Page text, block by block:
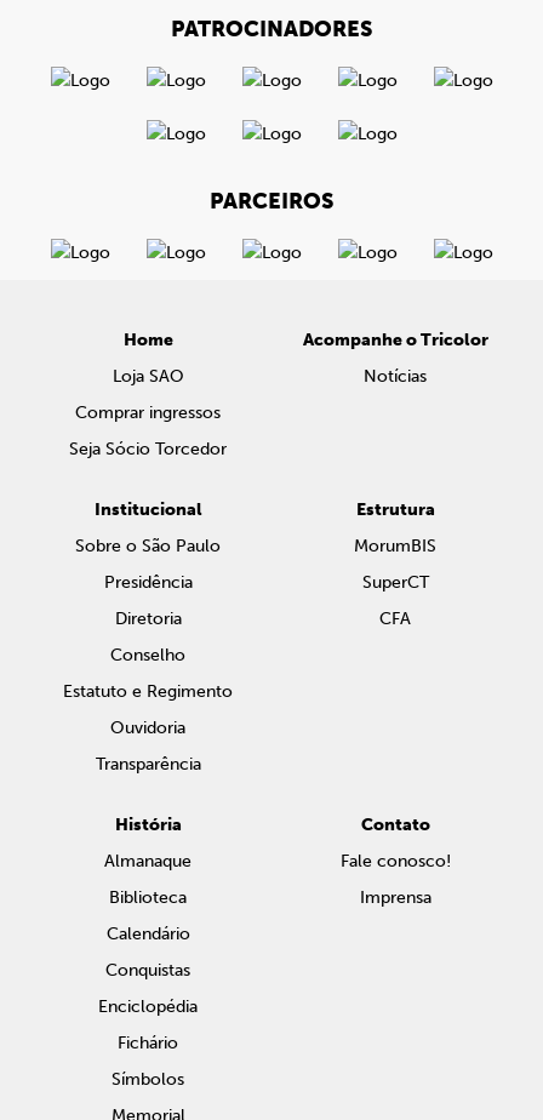
PATROCINADORES
PARCEIROS
Home
Loja SAO
Comprar ingressos
Seja Sócio Torcedor
Acompanhe o Tricolor
Notícias
Institucional
Sobre o São Paulo
Presidência
Diretoria
Conselho
Estatuto e Regimento
Ouvidoria
Transparência
Estrutura
MorumBIS
SuperCT
CFA
História
Almanaque
Biblioteca
Calendário
Conquistas
Enciclopédia
Fichário
Símbolos
Memorial
Contato
Fale conosco!
Imprensa